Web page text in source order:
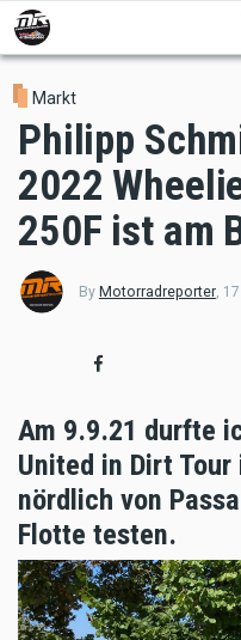
Skip
to
main
content
Markt
Philipp
2022
250F ist am
By Motorradreporter,
Am 9.9.21 durfte
United in Dirt
nördlich von
Flotte testen.